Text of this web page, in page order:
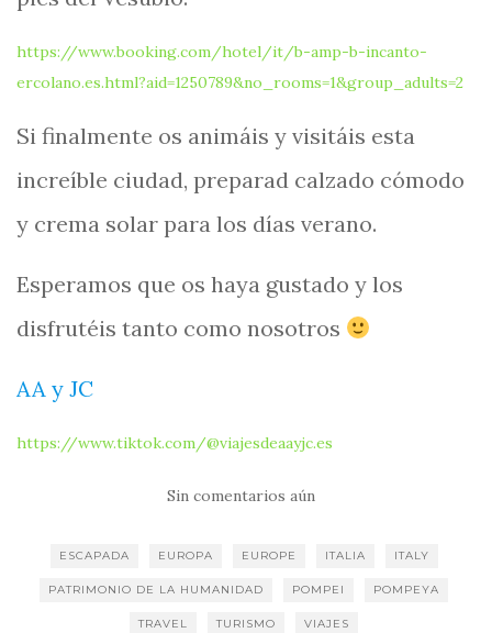
https://www.booking.com/hotel/it/b-amp-b-incanto-
ercolano.es.html?aid=1250789&no_rooms=1&group_adults=2
Si finalmente os animáis y visitáis esta
increíble ciudad, preparad calzado cómodo
y crema solar para los días verano.
Esperamos que os haya gustado y los
disfrutéis tanto como nosotros
AA y JC
https://www.tiktok.com/@viajesdeaayjc.es
Sin comentarios aún
ESCAPADA EUROPA EUROPE ITALIA ITALY
PATRIMONIO DE LA HUMANIDAD POMPEI POMPEYA
TRAVEL TURISMO VIAJES